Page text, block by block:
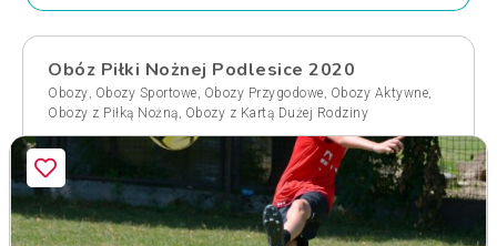
Obóz Piłki Nożnej Podlesice 2020
Obozy, Obozy Sportowe, Obozy Przygodowe, Obozy Aktywne,
Obozy z Piłką Nożną, Obozy z Kartą Dużej Rodziny